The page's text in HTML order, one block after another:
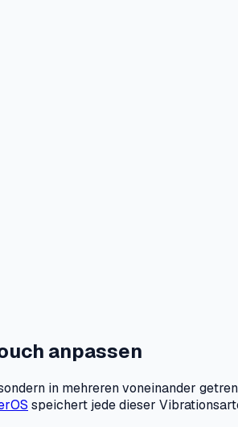
anpassen
in mehreren voneinander
speichert jede dieser